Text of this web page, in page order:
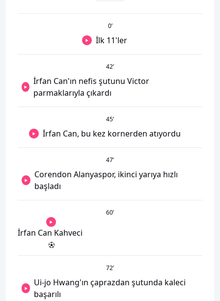
0’
İlk 11'ler
42’
İrfan Can'ın nefis şutunu Victor
parmaklarıyla çıkardı
45’
İrfan Can, bu kez kornerden atıyordu
47’
Corendon Alanyaspor, ikinci yarıya hızlı
başladı
60’
İrfan Can Kahveci
72’
Ui-jo Hwang'ın çaprazdan şutunda kaleci
başarılı